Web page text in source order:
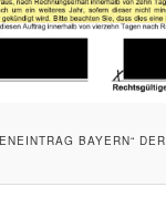
BAYERN“